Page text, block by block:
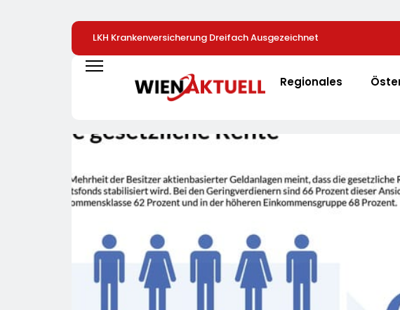
LKH Krankenversicherung Dreifach Ausgezeichnet
Regionales